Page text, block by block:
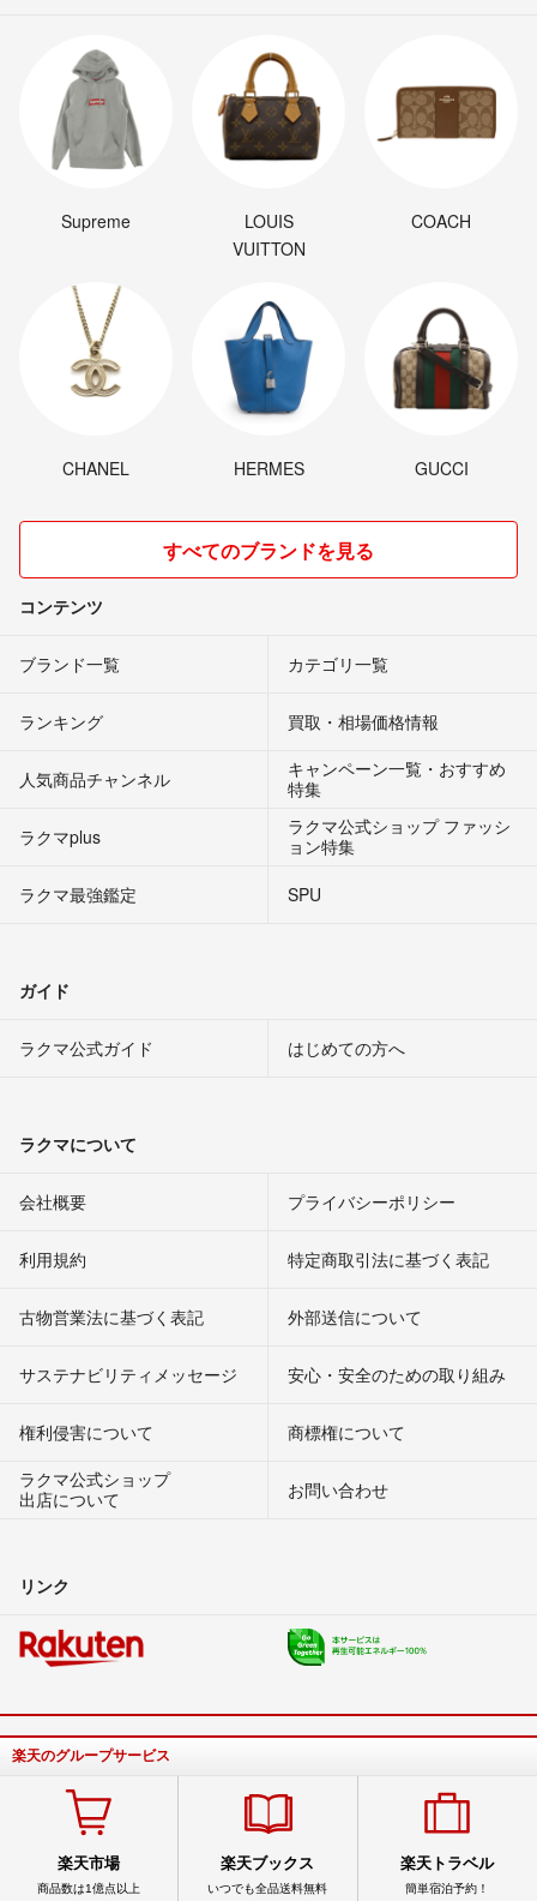
Supreme
LOUIS
VUITTON
COACH
CHANEL HERMES GUCCI
すべてのブランドを見る
コンテンツ
ブランド一覧 カテゴリ一覧
ランキング 買取・相場価格情報
人気商品チャンネル
キャンペーン一覧・おすすめ
特集
ラクマplus
ラクマ公式ショップ ファッシ
ョン特集
ラクマ最強鑑定
SPU
ガイド
ラクマ公式ガイド はじめての方へ
ラクマについて
会社概要 プライバシーポリシー
利用規約 特定商取引法に基づく表記
古物営業法に基づく表記 外部送信について
サステナビリティメッセージ 安心・安全のための取り組み
権利侵害について
商標権について
ラクマ公式ショップ
出店について
お問い合わせ
リンク
楽天のグループサービス
楽天市場
商品数は1億点以上
楽天ブックス
いつでも全品送料無料
楽天トラベル
簡単宿泊予約！